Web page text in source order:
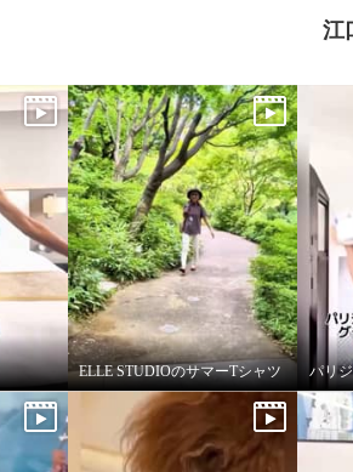
江
ELLE STUDIOのサマーTシャツ パリ